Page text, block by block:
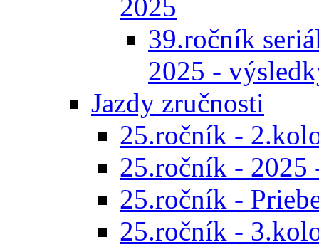
2025
39.ročník
2025 -
Jazdy zručnosti
25.ročník -
25.ročník - 2025
25.ročník -
25.ročník -